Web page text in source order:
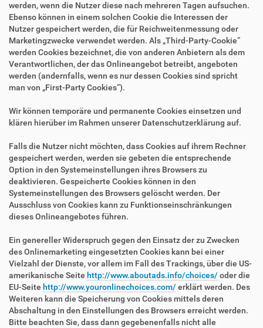
werden, wenn die Nutzer diese nach mehreren Tagen aufsuchen.
Ebenso können in einem solchen Cookie die Interessen der
Nutzer gespeichert werden, die für Reichweitenmessung oder
Marketingzwecke verwendet werden. Als „Third-Party-Cookie“
werden Cookies bezeichnet, die von anderen Anbietern als dem
Verantwortlichen, der das Onlineangebot betreibt, angeboten
werden (andernfalls, wenn es nur dessen Cookies sind spricht
man von „First-Party Cookies“).
Wir können temporäre und permanente Cookies einsetzen und
klären hierüber im Rahmen unserer Datenschutzerklärung auf.
Falls die Nutzer nicht möchten, dass Cookies auf ihrem Rechner
gespeichert werden, werden sie gebeten die entsprechende
Option in den Systemeinstellungen ihres Browsers zu
deaktivieren. Gespeicherte Cookies können in den
Systemeinstellungen des Browsers gelöscht werden. Der
Ausschluss von Cookies kann zu Funktionseinschränkungen
dieses Onlineangebotes führen.
Ein genereller Widerspruch gegen den Einsatz der zu Zwecken
des Onlinemarketing eingesetzten Cookies kann bei einer
Vielzahl der Dienste, vor allem im Fall des Trackings, über die US-
amerikanische Seite http://www.aboutads.info/choices/ oder die
EU-Seite http://www.youronlinechoices.com/ erklärt werden. Des
Weiteren kann die Speicherung von Cookies mittels deren
Abschaltung in den Einstellungen des Browsers erreicht werden.
Bitte beachten Sie, dass dann gegebenenfalls nicht alle